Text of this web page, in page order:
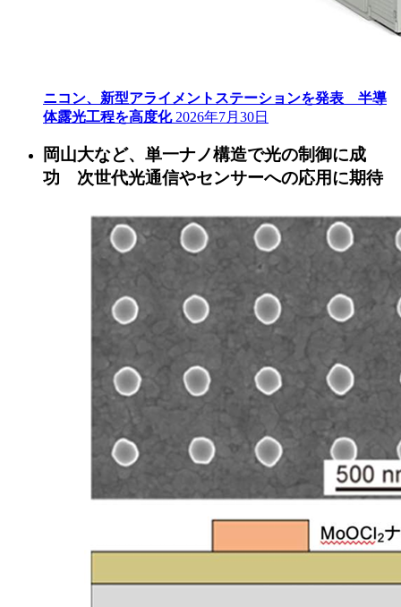
ニコン、新型アライメントステーションを発表 半導
体露光工程を高度化 2026年7月30日
岡山大など、単一ナノ構造で光の制御に成
功 次世代光通信やセンサーへの応用に期待